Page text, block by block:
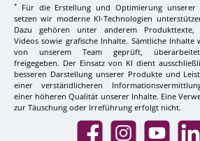
*
Für die Erstellung und Optimierung unserer
setzen wir moderne KI-Technologien
Dazu gehören unter anderem Produkttexte,
Videos sowie grafische Inhalte. Sämtliche Inhalte
von unserem Team geprüft,
freigegeben. Der Einsatz von KI dient
besseren Darstellung unserer Produkte und
einer verständlicheren
einer höheren Qualität unserer Inhalte. Eine
zur Täuschung oder Irreführung erfolgt nicht.
Facebook InstagramYouTube